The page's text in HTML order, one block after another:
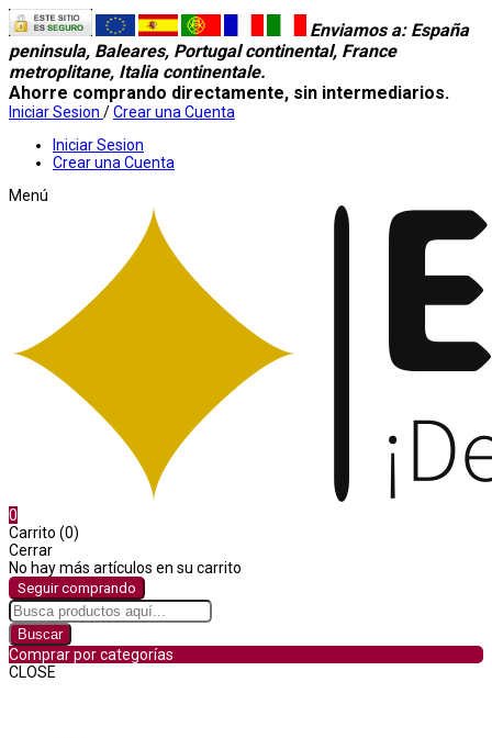
Enviamos a: España
peninsula, Baleares, Portugal continental, France
metroplitane, Italia continentale.
Ahorre comprando directamente, sin intermediarios.
Iniciar Sesion /Crear una Cuenta
Iniciar Sesion
Crear una Cuenta
Menú
0
Carrito (0)
Cerrar
No hay más artículos en su carrito
Seguir comprando
Buscar
Comprar por categorías
CLOSE